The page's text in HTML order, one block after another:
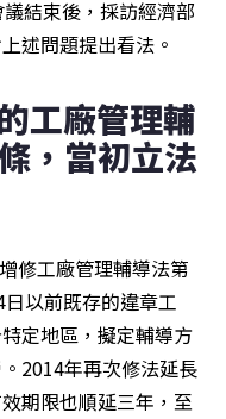
結束後，採訪經濟部
述問題提出看法。
工廠管理輔
，當初立法
修工廠管理輔導法第
以前既存的違章工
定地區，擬定輔導方
2014年再次修法延長
期限也順延三年，至